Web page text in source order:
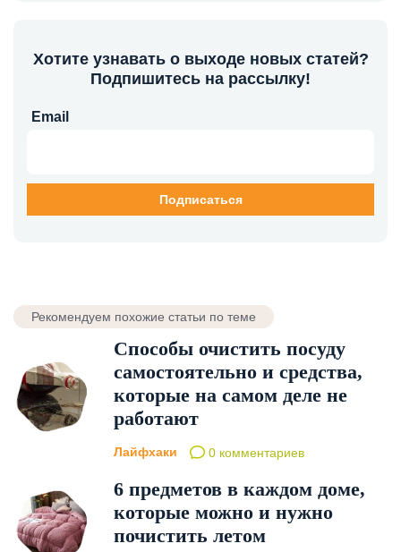
Хотите узнавать о выходе новых статей?
Подпишитесь на рассылку!
Email
Рекомендуем похожие статьи по теме
Способы очистить посуду
самостоятельно и средства,
которые на самом деле не
работают
Лайфхаки 0 комментариев
6 предметов в каждом доме,
которые можно и нужно
почистить летом